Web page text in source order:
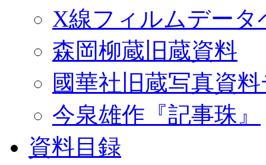
X線フィルムデータ
森岡柳蔵旧蔵資料
國華社旧蔵写真資
今泉雄作『記事珠』
資料目録